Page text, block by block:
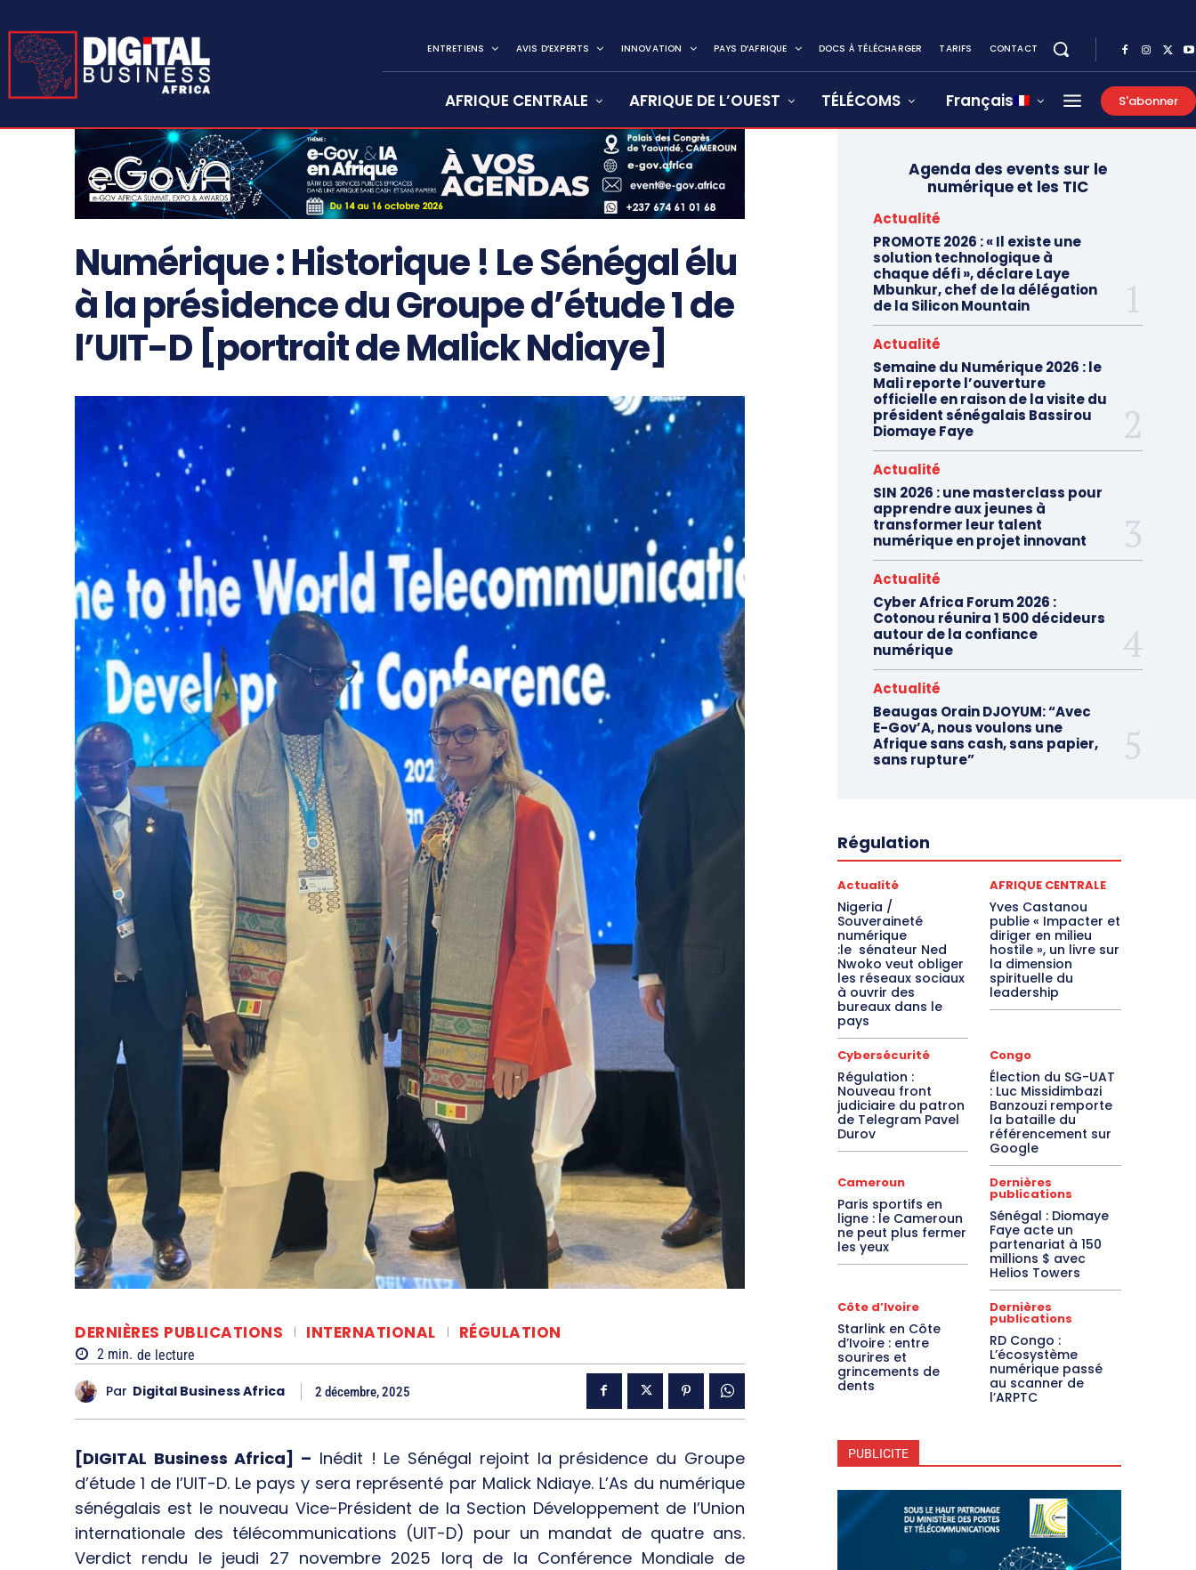
ENTRETIENS AVIS D’EXPERTS INNOVATION PAYS D’AFRIQUE DOCS À TÉLÉCHARGER TARIFS CONTACT
AFRIQUE CENTRALE AFRIQUE DE L’OUEST TÉLÉCOMS Français S'abonner
Numérique : Historique ! Le Sénégal élu
à la présidence du Groupe d’étude 1 de
l’UIT-D [portrait de Malick Ndiaye]
DERNIÈRES PUBLICATIONS INTERNATIONAL RÉGULATION
2 min. de lecture
Par Digital Business Africa 2 décembre, 2025
[DIGITAL Business Africa] – Inédit ! Le Sénégal rejoint la présidence du Groupe
d’étude 1 de l’UIT-D. Le pays y sera représenté par Malick Ndiaye. L’As du numérique
sénégalais est le nouveau Vice-Président de la Section Développement de l’Union
internationale des télécommunications (UIT-D) pour un mandat de quatre ans.
Verdict rendu le jeudi 27 novembre 2025 lorq de la Conférence Mondiale de
Agenda des events sur le
numérique et les TIC
Actualité
PROMOTE 2026 : « Il existe une
solution technologique à
chaque défi », déclare Laye
Mbunkur, chef de la délégation
de la Silicon Mountain
Actualité
Semaine du Numérique 2026 : le
Mali reporte l’ouverture
officielle en raison de la visite du
président sénégalais Bassirou
Diomaye Faye
Actualité
SIN 2026 : une masterclass pour
apprendre aux jeunes à
transformer leur talent
numérique en projet innovant
Actualité
Cyber Africa Forum 2026 :
Cotonou réunira 1 500 décideurs
autour de la confiance
numérique
Actualité
Beaugas Orain DJOYUM: “Avec
E-Gov’A, nous voulons une
Afrique sans cash, sans papier,
sans rupture”
Régulation
Actualité
Nigeria /
Souveraineté
numérique
:le sénateur Ned
Nwoko veut obliger
les réseaux sociaux
à ouvrir des
bureaux dans le
pays
AFRIQUE CENTRALE
Yves Castanou
publie « Impacter et
diriger en milieu
hostile », un livre sur
la dimension
spirituelle du
leadership
Cybersécurité
Régulation :
Nouveau front
judiciaire du patron
de Telegram Pavel
Durov
Congo
Élection du SG-UAT
: Luc Missidimbazi
Banzouzi remporte
la bataille du
référencement sur
Google
Cameroun
Paris sportifs en
ligne : le Cameroun
ne peut plus fermer
les yeux
Dernières
publications
Sénégal : Diomaye
Faye acte un
partenariat à 150
millions $ avec
Helios Towers
Côte d’Ivoire
Starlink en Côte
d’Ivoire : entre
sourires et
grincements de
dents
Dernières
publications
RD Congo :
L’écosystème
numérique passé
au scanner de
l’ARPTC
PUBLICITE